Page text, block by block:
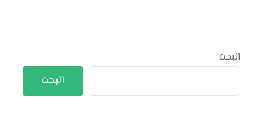
البحث
البحث